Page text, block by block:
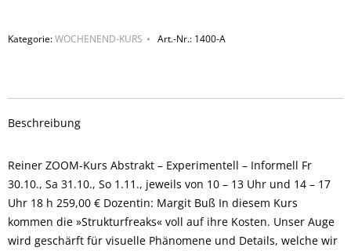
Kategorie:WOCHENEND-KURS Art.-Nr.: 1400-A
Beschreibung
Reiner ZOOM-Kurs Abstrakt – Experimentell – Informell Fr
30.10., Sa 31.10., So 1.11., jeweils von 10 – 13 Uhr und 14 – 17
Uhr 18 h 259,00 € Dozentin: Margit Buß In diesem Kurs
kommen die »Strukturfreaks« voll auf ihre Kosten. Unser Auge
wird geschärft für visuelle Phänomene und Details, welche wir